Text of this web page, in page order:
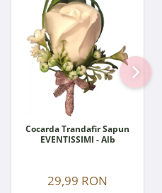
Cocarda Trandafir Sapun
EVENTISSIMI - Alb
29,99 RON